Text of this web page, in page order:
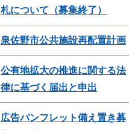
札について（募集終了）
泉佐野市公共施設再配置計画
公有地拡大の推進に関する法
律に基づく届出と申出
広告パンフレット備え置き募